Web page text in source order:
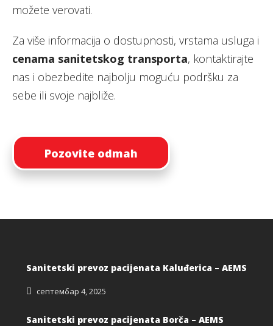
možete verovati.
Za više informacija o dostupnosti, vrstama usluga i
cenama sanitetskog transporta, kontaktirajte
nas i obezbedite najbolju moguću podršku za
sebe ili svoje najbliže.
Pozovite odmah
Sanitetski prevoz pacijenata Kaluđerica – AEMS
септембар 4, 2025
Sanitetski prevoz pacijenata Borča – AEMS